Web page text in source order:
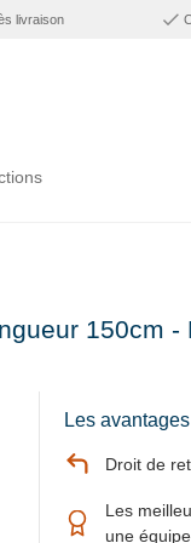
livraison
150cm -
Les
Droit de
Les
une